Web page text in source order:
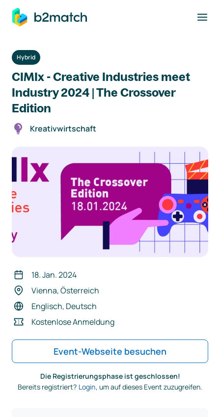
springen
Hybrid
CIMIx - Creative Industries meet
Industry 2024 | The Crossover
Edition
Kreativwirtschaft
18. Jan. 2024
Vienna, Österreich
Englisch, Deutsch
Kostenlose Anmeldung
Event-Webseite besuchen
Die Registrierungsphase ist geschlossen!
Bereits registriert? Login, um auf dieses Event zuzugreifen.